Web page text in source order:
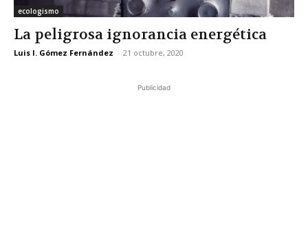
ecologismo
La peligrosa ignorancia energética
Luis I. Gómez Fernández - 21 octubre, 2020
Publicidad